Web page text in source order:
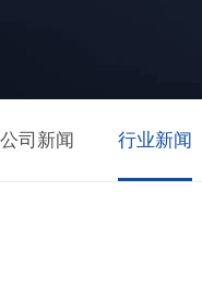
公司新闻 行业新闻